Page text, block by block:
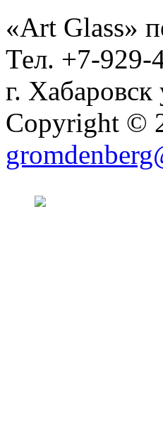
«Art Glass»
Тел. +7-929-
г.
Copyright ©